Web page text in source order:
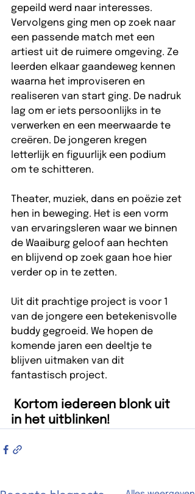
gepeild werd naar interesses.
Vervolgens ging men op zoek naar
een passende match met een
artiest uit de ruimere omgeving. Ze
leerden elkaar gaandeweg kennen
waarna het improviseren en
realiseren van start ging. De nadruk
lag om er iets persoonlijks in te
verwerken en een meerwaarde te
creëren. De jongeren kregen
letterlijk en figuurlijk een podium
om te schitteren.
Theater, muziek, dans en poëzie zet
hen in beweging. Het is een vorm
van ervaringsleren waar we binnen
de Waaiburg geloof aan hechten
en blijvend op zoek gaan hoe hier
verder op in te zetten.
Uit dit prachtige project is voor 1
van de jongere een betekenisvolle
buddy gegroeid. We hopen de
komende jaren een deeltje te
blijven uitmaken van dit
fantastisch project.
Kortom iedereen blonk uit
in het uitblinken!